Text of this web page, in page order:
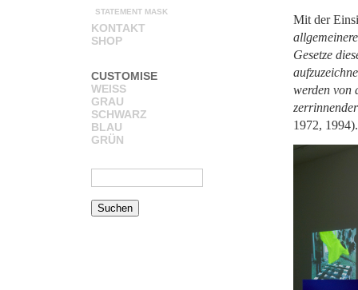
STATEMENT MASK
KONTAKT
SHOP
CUSTOMISE
WEISS
GRAU
SCHWARZ
BLAU
GRÜN
Mit der
Gesetze
werden von
1972, 1994).